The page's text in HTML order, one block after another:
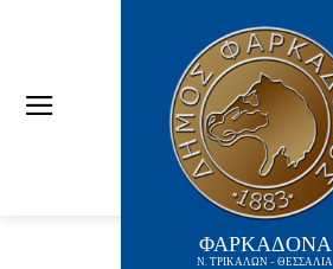
ΦΑΡΚΑΔΟΝΑ
Ν. ΤΡΙΚΑΛΩΝ - ΘΕΣΣΑΛΙΑ